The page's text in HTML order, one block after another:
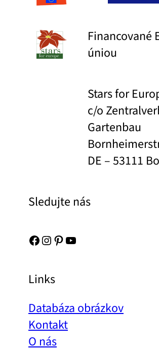
Financované
úniou
Stars for
c/o
Gartenbau
DE – 53111
Sledujte nás
Facebook Instagram Pinterest YouTube
Links
Databáza obrázkov
Kontakt
O nás